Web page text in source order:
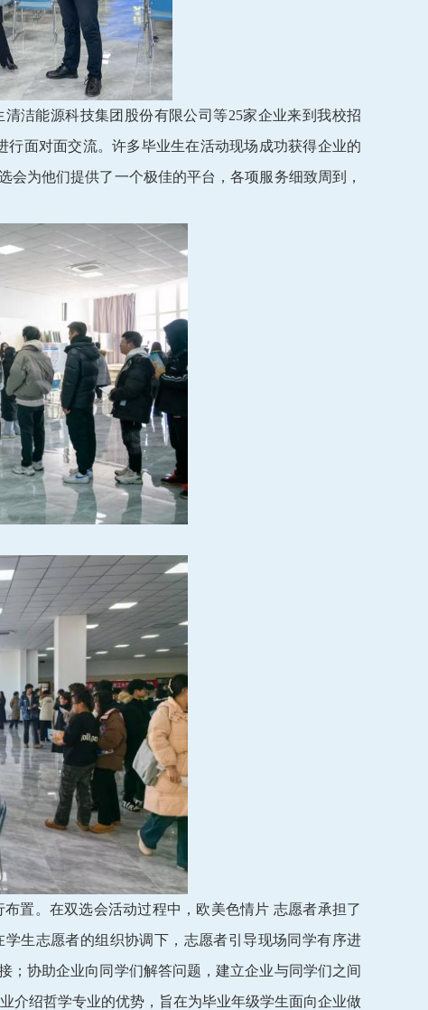
洁能源科技集团股份有限公司等25家企业来到我校招
面对面交流。许多毕业生在活动现场成功获得企业的
为他们提供了一个极佳的平台，各项服务细致周到，
置。在双选会活动过程中，欧美色情片 志愿者承担了
生志愿者的组织协调下，志愿者引导现场同学有序进
；协助企业向同学们解答问题，建立企业与同学们之间
介绍哲学专业的优势，旨在为毕业年级学生面向企业做